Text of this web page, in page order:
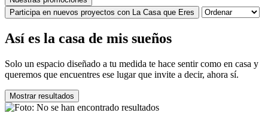
Participa en nuevos proyectos con La Casa que Eres
Así es la casa de mis sueños
Solo un espacio diseñado a tu medida te hace sentir como en casa y
queremos que encuentres ese lugar que invite a decir, ahora sí.
Mostrar resultados